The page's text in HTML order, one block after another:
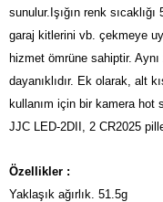
sunulur. Işığın renk
garaj kitlerini vb. çekmeye
hizmet ömrüne sahiptir.
dayanıklıdır. Ek olarak, alt
kullanım için bir kamera hot
JJC LED-2DII, 2 CR2025 pille
Özellikler :
Yaklaşık ağırlık. 51.5g